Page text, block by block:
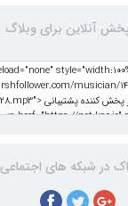
آنلاین برای وبلاگ
در شبکه های اجتماعی